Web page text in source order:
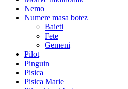
Nemo
Numere masa botez
Baieti
Fete
Gemeni
Pilot
Pinguin
Pisica
Pisica Marie